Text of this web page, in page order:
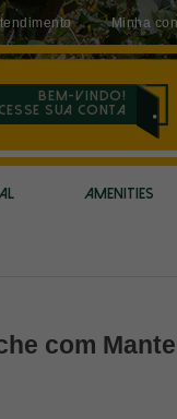
Minha
Bem-vindo!
sua conta
AMENITIES
com